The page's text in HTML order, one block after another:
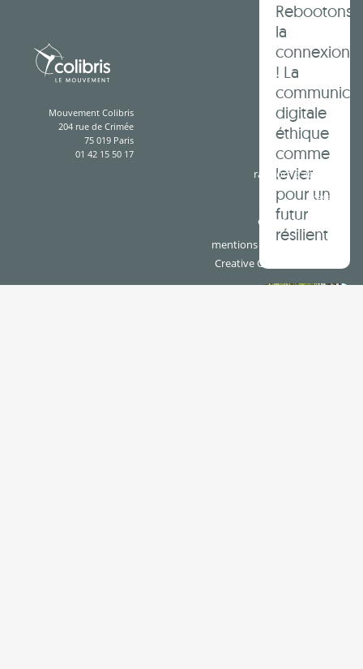
Rebootons
la
connexion
! La
digitale
éthique
comme
levier
pour un
futur
résilient
Mouvement Colibris
204 rue de Crimée
75 019 Paris
01 42 15 50 17
Creative Commons BY-SA
rapport d'activité
presse
espace cotisants
mentions légales & crédits